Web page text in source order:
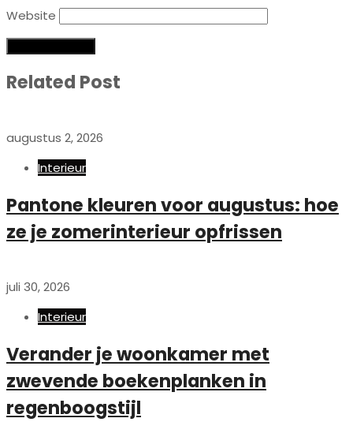
Website
Related Post
augustus 2, 2026
Interieur
Pantone kleuren voor augustus: hoe
ze je zomerinterieur opfrissen
juli 30, 2026
Interieur
Verander je woonkamer met
zwevende boekenplanken in
regenboogstijl